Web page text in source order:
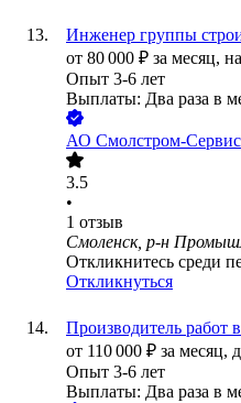
Инженер группы
от 80 000 ₽ за месяц,
Опыт 3-6 лет
Выплаты: Два раза в
АО Смолстром-Сервис
3.5
•
1 отзыв
Смоленск, р-н
Откликнитесь среди
Откликнуться
Производитель работ
от 110 000 ₽ за месяц,
Опыт 3-6 лет
Выплаты: Два раза в